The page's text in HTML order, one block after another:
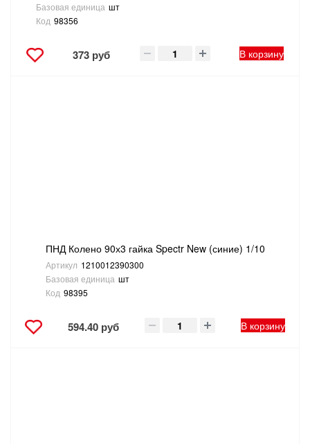
Базовая единица шт
Код 98356
373 руб В корзину
ПНД Колено 90х3 гайка Spectr New (синие) 1/10
Артикул 1210012390300
Базовая единица шт
Код 98395
594.40 руб В корзину